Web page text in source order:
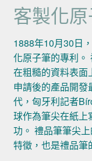
客製化
1888年10月30日
化原子筆的專利。
在粗糙的資料表面
申請後的產品開
代，匈牙利記者
球作為筆尖在紙上
功。 禮品筆筆尖
特徵，也是禮品筆